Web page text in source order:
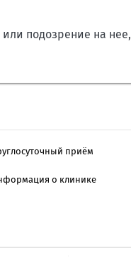
или подозрение на нее,
приём
о клинике